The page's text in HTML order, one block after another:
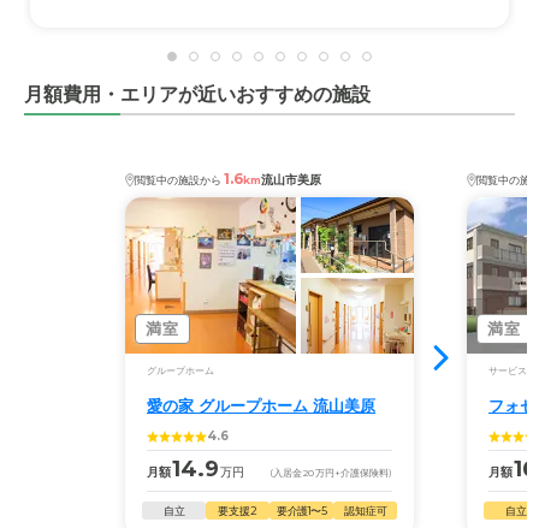
月額費用・エリアが近いおすすめの施設
閲覧中の施設から 1.6km流山市美原
満室
グループホーム
愛の家 グループホーム 流山美原
4.6
月額14.9万円 (入居金20万円 +介護保険料)
自立 要支援2 要介護1〜5 認知症可
閲覧中の施
満室
サービス付
フォ
月額
自立